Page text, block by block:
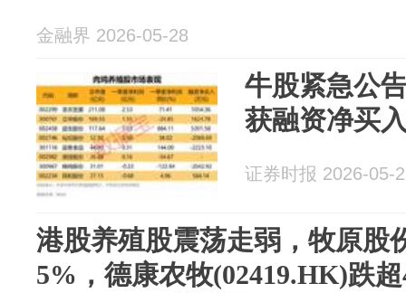
金融界 2026-05-28
牛股紧急公
获融资净买
证券时报 2026-05-
港股养殖股震荡走弱，牧原股
5%，德康农牧(02419.HK)跌